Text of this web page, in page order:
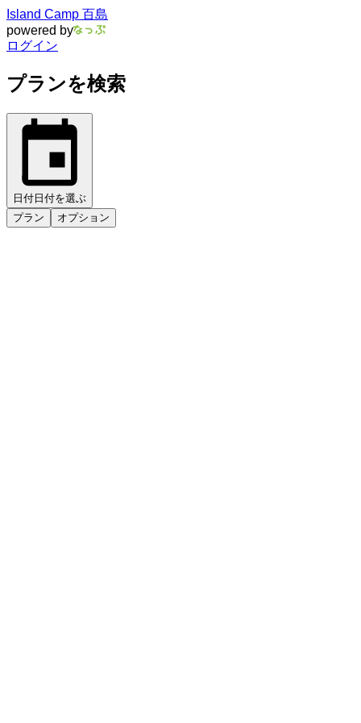
Island Camp 百島
powered by
ログイン
プランを検索
日付 日付を選ぶ
プラン
オプション